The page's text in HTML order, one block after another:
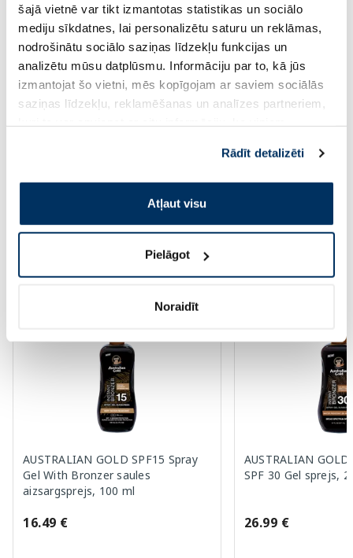
šajā vietnē var tikt izmantotas statistikas un sociālo
mediju sīkdatnes, lai personalizētu saturu un reklāmas,
nodrošinātu sociālo saziņas līdzekļu funkcijas un
analizētu mūsu datplūsmu. Informāciju par to, kā jūs
izmantojat šo vietni, mēs kopīgojam ar saviem sociālās
saziņas līdzekļu, reklamēšanas un analīzes partneriem,
pakalpojumus. Ja piekrītat šo papildu sīkdatņu
izmantošanai, lūdzu, atzīmējiet savu izvēli:
Rādīt detalizēti
Atļaut visu
Pielāgot
Noraidīt
LA ROCHE-POSAY Anthelios
UVMune 400 Dermo Pediatrics
SPF50+ fluīds, 50 ml
15.37 € 15.94 €
LA ROCHE-POSAY
Ageing
saules
18.12 € 18.69 €
Standarta cena: 33.99 €
Page 1 of 10
Saules aizsardzībai vasarā ☀️
Vairāk...
AUSTRALIAN GOLD SPF15 Spray
Gel With Bronzer saules
aizsargsprejs, 100 ml
16.49 €
AUSTRALIAN
SPF 30 Gel sprejs,
26.99 €